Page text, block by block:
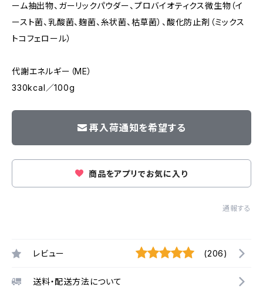
ーム抽出物、ガーリックパウダー、プロバイオティクス微生物（イ
ースト菌、乳酸菌、麹菌、糸状菌、枯草菌）、酸化防止剤（ミックス
トコフェロール）
代謝エネルギー（ME）
330kcal／100g
再入荷通知を希望する
商品をアプリでお気に入り
通報する
レビュー (206)
送料・配送方法について